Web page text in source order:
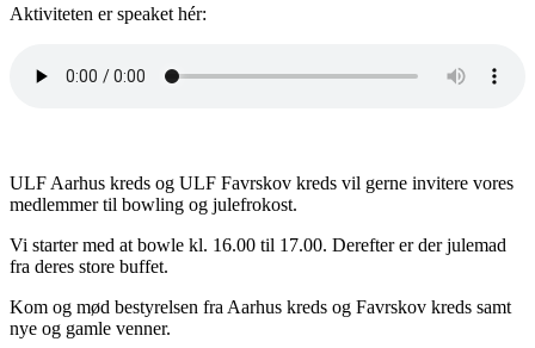
Aktiviteten er speaket hér:
ULF Aarhus kreds og ULF Favrskov kreds vil gerne invitere vores
medlemmer til bowling og julefrokost.
Vi starter med at bowle kl. 16.00 til 17.00. Derefter er der julemad
fra deres store buffet.
Kom og mød bestyrelsen fra Aarhus kreds og Favrskov kreds samt
nye og gamle venner.